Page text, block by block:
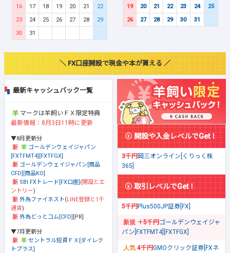
16
17 18 19 20 21
22
23
24 25 26 27 28
29
30
31
19
20 21 22 23 24
25
26
27 28 29 30 31
＼ FX口座開設で現金や本が貰える ／
最新キャッシュバック一覧
マークは羊飼いＦＸ限定特典
最新情報：8月3日11時に更新
▼8月更新分
ゴールデンウェイジャパン
[FXTFMT4][FXTFGX]
ゴールデンウェイジャパン[商品
CFD][商品KO]
SBI FXトレード[FX口座] (開設とエ
ントリー)
外為ファイネスト(LINE登録と1千
通貨)
外為どっとコム[CFD] [PR]
▼7月更新分
セントラル短資ＦＸ[ダイレク
トプラス]
開設や入金レベルでGet！
3千円岡三オンライン[くりっく株
365]
取引レベルでGet！
5千円Plus500JP証券[FX]
＋5千円ゴールデンウェイジャ
パン[FXTFMT4][FXTFGX]
4千円GMOクリック証券[FXネ